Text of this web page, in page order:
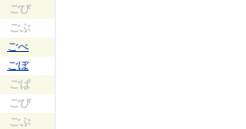
ごび
ごぶ
ごべ
ごぼ
ごぱ
ごぴ
ごぷ